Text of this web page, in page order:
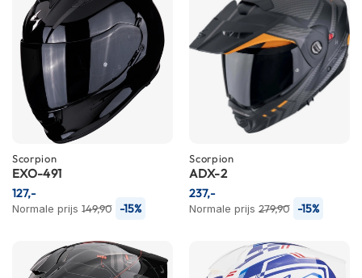
a
c
l
m
H
e
r
e
Scorpion
EXO-491
Normale prijs 149,90 -15%
127,-
Scorpion
ADX-2
Normale prijs 279,90 -15%
237,-